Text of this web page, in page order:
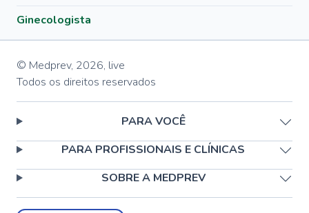
Ginecologista
© Medprev, 2026, live
Todos os direitos reservados
PARA VOCÊ
PARA PROFISSIONAIS E CLÍNICAS
SOBRE A MEDPREV